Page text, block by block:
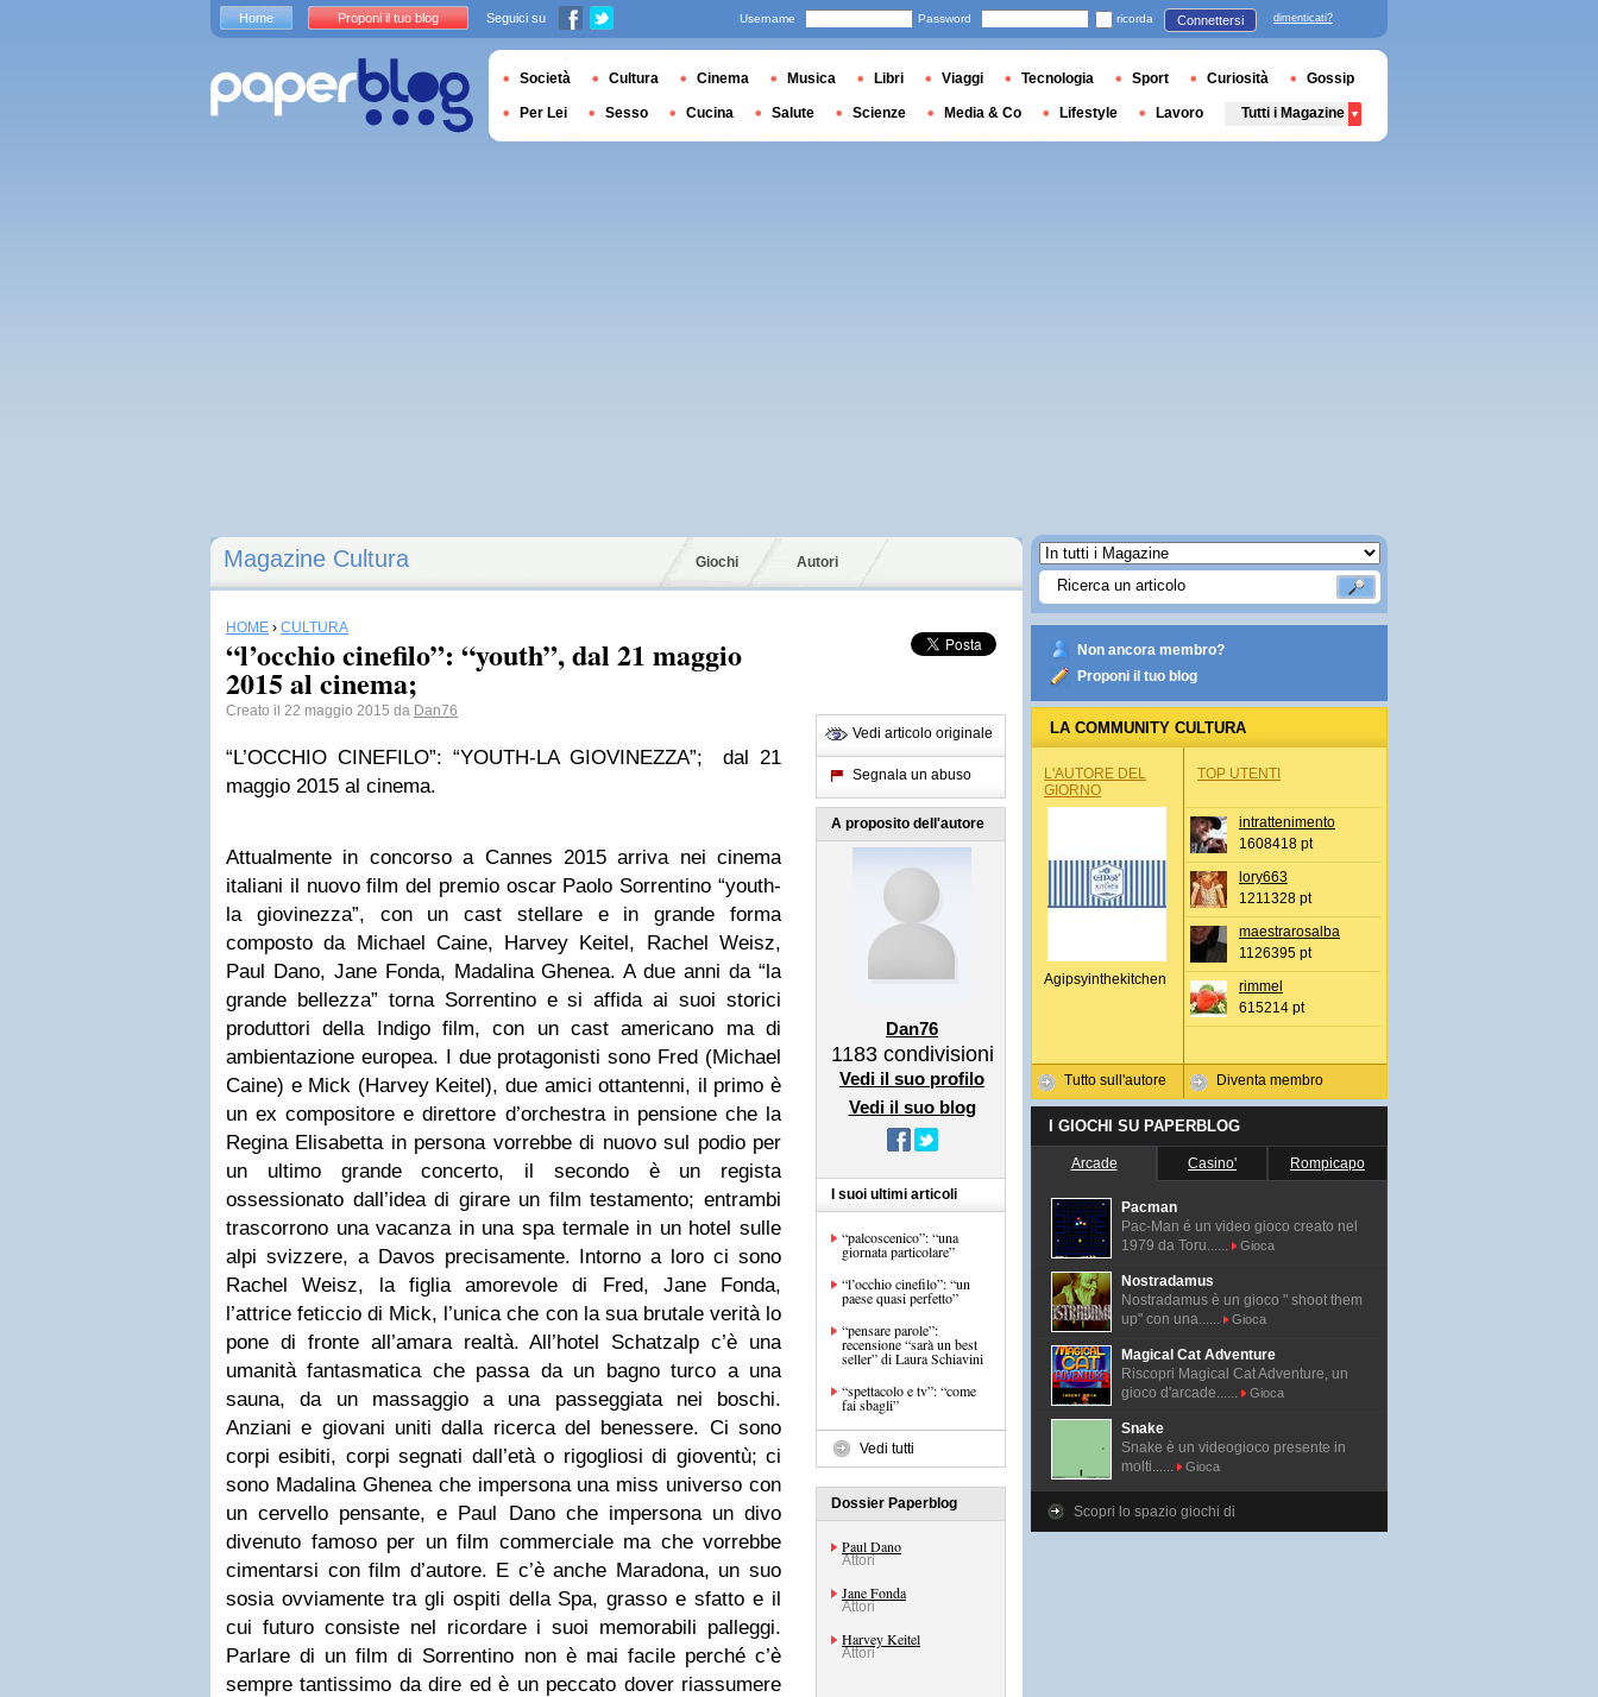
Magazine Cultura Giochi Autori
HOME › CULTURA
“l’occhio cinefilo”: “youth”, dal 21 maggio
2015 al cinema;
Creato il 22 maggio 2015 da Dan76
“L’OCCHIO CINEFILO”: “YOUTH-LA GIOVINEZZA”; dal 21
maggio 2015 al cinema.
Attualmente in concorso a Cannes 2015 arriva nei cinema
italiani il nuovo film del premio oscar Paolo Sorrentino “youth-
la giovinezza”, con un cast stellare e in grande forma
composto da Michael Caine, Harvey Keitel, Rachel Weisz,
Paul Dano, Jane Fonda, Madalina Ghenea. A due anni da “la
grande bellezza” torna Sorrentino e si affida ai suoi storici
produttori della Indigo film, con un cast americano ma di
ambientazione europea. I due protagonisti sono Fred (Michael
Caine) e Mick (Harvey Keitel), due amici ottantenni, il primo è
un ex compositore e direttore d’orchestra in pensione che la
Regina Elisabetta in persona vorrebbe di nuovo sul podio per
un ultimo grande concerto, il secondo è un regista
ossessionato dall’idea di girare un film testamento; entrambi
trascorrono una vacanza in una spa termale in un hotel sulle
alpi svizzere, a Davos precisamente. Intorno a loro ci sono
Rachel Weisz, la figlia amorevole di Fred, Jane Fonda,
l’attrice feticcio di Mick, l’unica che con la sua brutale verità lo
pone di fronte all’amara realtà. All’hotel Schatzalp c’è una
umanità fantasmatica che passa da un bagno turco a una
sauna, da un massaggio a una passeggiata nei boschi.
Anziani e giovani uniti dalla ricerca del benessere. Ci sono
corpi esibiti, corpi segnati dall’età o rigogliosi di gioventù; ci
sono Madalina Ghenea che impersona una miss universo con
un cervello pensante, e Paul Dano che impersona un divo
divenuto famoso per un film commerciale ma che vorrebbe
cimentarsi con film d’autore. E c’è anche Maradona, un suo
sosia ovviamente tra gli ospiti della Spa, grasso e sfatto e il
cui futuro consiste nel ricordare i suoi memorabili palleggi.
Parlare di un film di Sorrentino non è mai facile perché c’è
sempre tantissimo da dire ed è un peccato dover riassumere
Vedi articolo originale
Segnala un abuso
A proposito dell'autore
Dan76
1183 condivisioni
Vedi il suo profilo
Vedi il suo blog
I suoi ultimi articoli
“palcoscenico”: “una
giornata particolare”
“l’occhio cinefilo”: “un
paese quasi perfetto”
“pensare parole”:
recensione “sarà un best
seller” di Laura Schiavini
“spettacolo e tv”: “come
fai sbagli”
Vedi tutti
Dossier Paperblog
Paul Dano
Attori
Jane Fonda
Attori
Harvey Keitel
Attori
Non ancora membro?
Proponi il tuo blog
LA COMMUNITY CULTURA
L'AUTORE DEL
GIORNO
Agipsyinthekitchen
Tutto sull'autore
TOP UTENTI
intrattenimento
1608418 pt
lory663
1211328 pt
maestrarosalba
1126395 pt
rimmel
615214 pt
Diventa membro
I GIOCHI SU PAPERBLOG
Arcade Casino' Rompicapo
Pacman
Pac-Man é un video gioco creato nel
1979 da Toru......
Gioca
Nostradamus
Nostradamus è un gioco " shoot them
up" con una......
Gioca
Magical Cat Adventure
Riscopri Magical Cat Adventure, un
gioco d'arcade......
Gioca
Snake
Snake è un videogioco presente in
molti......
Gioca
Scopri lo spazio giochi di
Home Proponi il tuo blog Seguici su Username Password ricorda Connettersi dimenticati?
Società Cultura Cinema Musica Libri Viaggi Tecnologia Sport Curiosità Gossip
Per Lei Sesso Cucina Salute Scienze Media & Co Lifestyle Lavoro Tutti i Magazine